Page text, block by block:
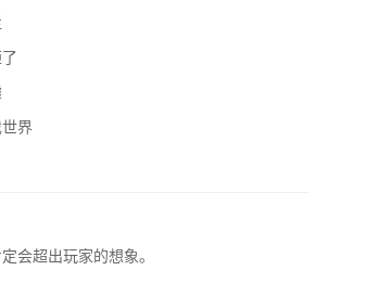
界
会超出玩家的想象。